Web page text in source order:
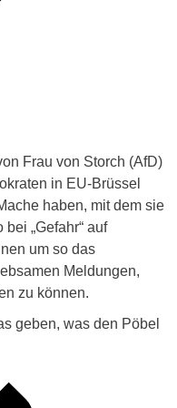
Frau von Storch (AfD)
in EU-Brüssel
haben, mit dem sie
„Gefahr“ auf
um so das
Meldungen,
zu können.
geben, was den Pöbel